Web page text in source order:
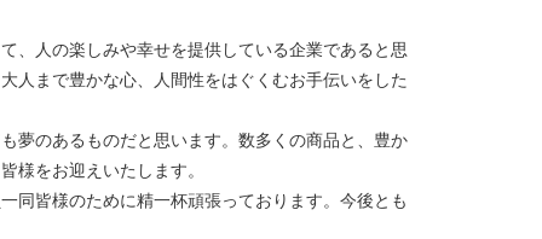
、人の楽しみや幸せを提供している企業であると思
人まで豊かな心、人間性をはぐくむお手伝いをした
夢のあるものだと思います。数多くの商品と、豊か
様をお迎えいたします。
同皆様のために精一杯頑張っております。今後とも